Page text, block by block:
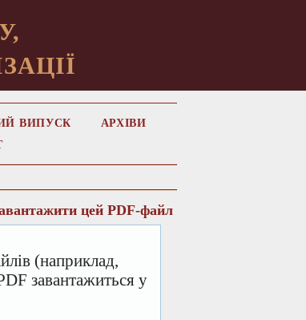
ВИПУСК
АРХІВИ
цей PDF-файл
(наприклад,
завантажиться у